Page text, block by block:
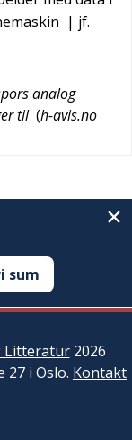
| jf.
analog
til (h-avis.no
sum
Litteratur2026
27 i Oslo. Kontakt